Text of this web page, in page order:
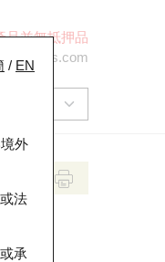
品並無抵押品
/ EN
外
法
承